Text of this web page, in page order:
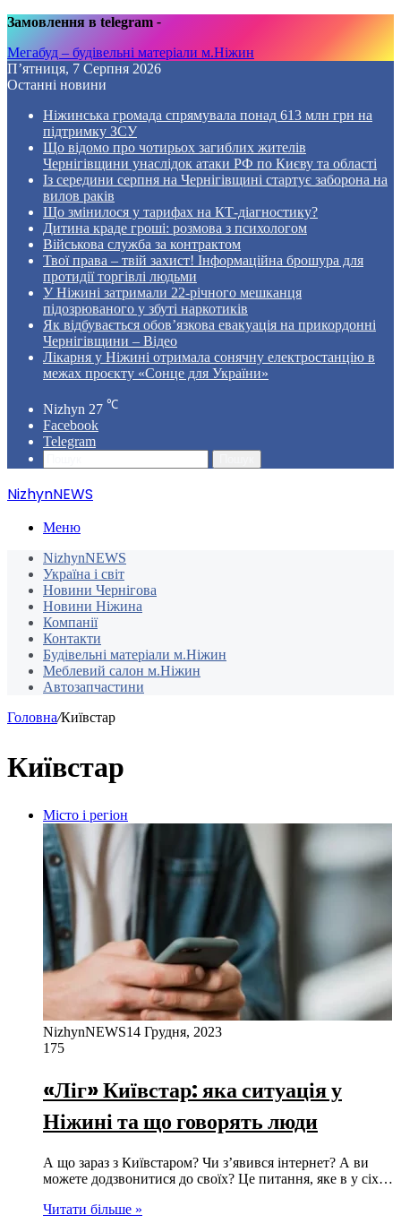
Замовлення в telegram -
Мегабуд – будівельні матеріали м.Ніжин
П’ятниця, 7 Серпня 2026
Останні новини
Ніжинська громада спрямувала понад 613 млн грн на
підтримку ЗСУ
Що відомо про чотирьох загиблих жителів
Чернігівщини унаслідок атаки РФ по Києву та області
Із середини серпня на Чернігівщині стартує заборона на
вилов раків
Що змінилося у тарифах на КТ-діагностику?
Дитина краде гроші: розмова з психологом
Військова служба за контрактом
Твої права – твій захист! Інформаційна брошура для
протидії торгівлі людьми
У Ніжині затримали 22-річного мешканця
підозрюваного у збуті наркотиків
Як відбувається обов’язкова евакуація на прикордонні
Чернігівщини – Відео
Лікарня у Ніжині отримала сонячну електростанцію в
межах проєкту «Сонце для України»
Nizhyn 27 ℃
Facebook
Telegram
NizhynNEWS
Меню
NizhynNEWS
Україна і світ
Новини Чернігова
Новини Ніжина
Компанії
Контакти
Будівельні матеріали м.Ніжин
Меблевий салон м.Ніжин
Автозапчастини
Головна/Київстар
Київстар
Місто і регіон
NizhynNEWS14 Грудня, 2023
175
«Ліг» Київстар: яка ситуація у
Ніжині та що говорять люди
А що зараз з Київстаром? Чи з’явився інтернет? А ви
можете додзвонитися до своїх? Це питання, яке в у сіх…
Читати більше »